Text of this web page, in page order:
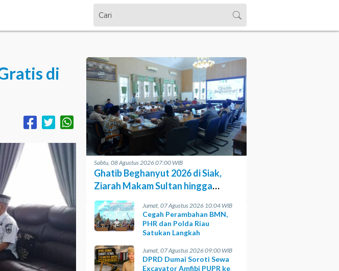
di
Sabtu, 08 Agustus 2026 07:00 WIB
Ghatib Beghanyut 2026 di Siak,
Ziarah Makam Sultan hingga
Prosesi di Sungai
Jumat, 07 Agustus 2026 10:04 WIB
Cegah Perambahan BMN,
PHR dan Polda Riau
Satukan Langkah
Jumat, 07 Agustus 2026 09:00 WIB
DPRD Dumai Soroti Sewa
Excavator Amfibi PUPR ke